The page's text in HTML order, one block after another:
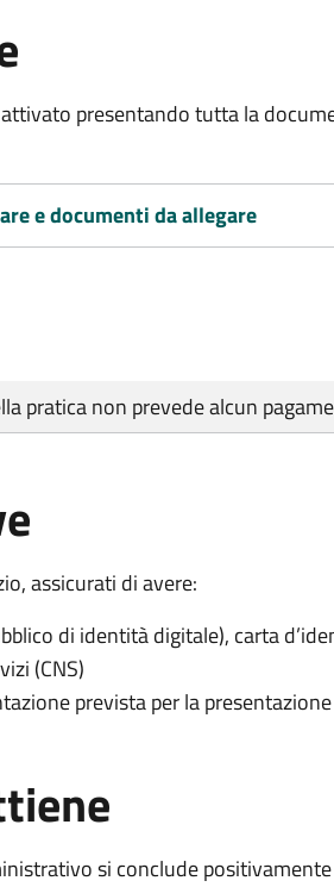
presentando tutta la
e documenti da allegare
pratica non prevede alcun
assicurati di avere:
di identità digitale), carta
(CNS)
prevista per la
si conclude positivamente